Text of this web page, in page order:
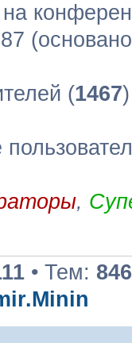
на
(1467
,
• Тем: 846